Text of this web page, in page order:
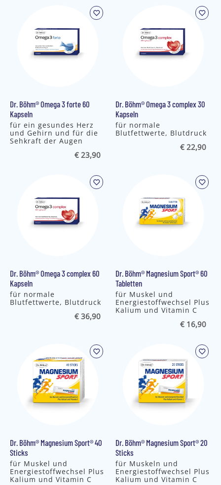
Dr. Böhm® Omega 3 forte 60
Kapseln
für ein gesundes Herz
und Gehirn und für die
Sehkraft der Augen
€ 23,90
Dr. Böhm® Omega 3 complex 30
Kapseln
für normale
Blutfettwerte, Blutdruck
€ 22,90
Dr. Böhm® Omega 3 complex 60
Kapseln
für normale
Blutfettwerte, Blutdruck
€ 36,90
Dr. Böhm® Magnesium Sport® 60
Tabletten
für Muskel und
Energiestoffwechsel Plus
Kalium und Vitamin C
€ 16,90
Dr. Böhm® Magnesium Sport® 40
Sticks
für Muskel und
Energiestoffwechsel Plus
Kalium und Vitamin C
Dr. Böhm® Magnesium Sport® 20
Sticks
für Muskeln und
Energiestoffwechsel Plus
Kalium und Vitamin C